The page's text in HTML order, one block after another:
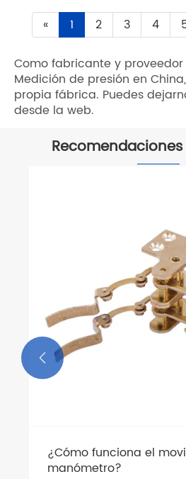
« 1 2 3 4
Como fabricante y
Medición de presión en
propia fábrica. Puedes
desde la web.
¿Cómo funciona el
manómetro?
